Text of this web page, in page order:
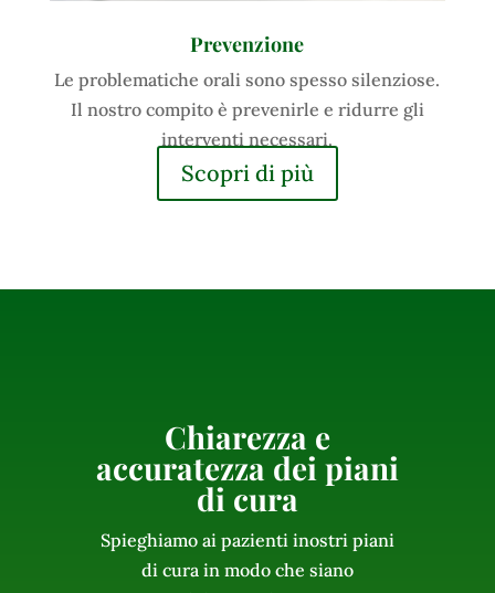
Prevenzione
Le problematiche orali sono spesso silenziose.
Il nostro compito è prevenirle e ridurre gli
interventi necessari.
Scopri di più
Chiarezza e
accuratezza dei piani
di cura
Spieghiamo ai pazienti inostri piani
di cura in modo che siano